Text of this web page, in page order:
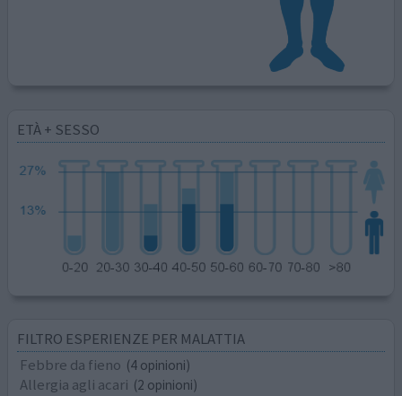
ETÀ + SESSO
FILTRO ESPERIENZE PER MALATTIA
Febbre da fieno (4 opinioni)
Allergia agli acari (2 opinioni)